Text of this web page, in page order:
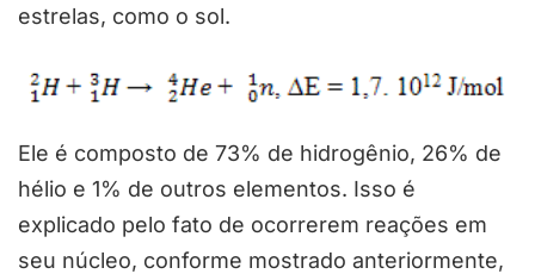
estrelas, como o sol.
Ele é composto de 73% de hidrogênio, 26% de
hélio e 1% de outros elementos. Isso é
explicado pelo fato de ocorrerem reações em
seu núcleo, conforme mostrado anteriormente,